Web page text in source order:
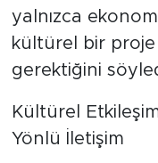
yalnızca
kültürel bir
gerektiğini
Kültürel
Yönlü İletişim